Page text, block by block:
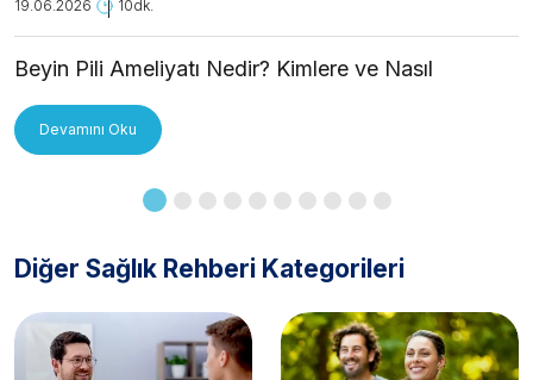
19.06.2026 10dk.
Beyin Pili Ameliyatı Nedir? Kimlere ve Nasıl
Devamını Oku
Diğer Sağlık Rehberi Kategorileri